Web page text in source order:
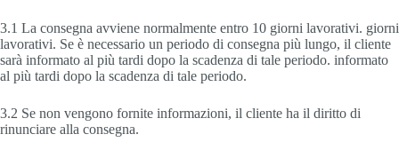
3.1 La consegna avviene normalmente entro 10 giorni lavorativi. giorni
lavorativi. Se è necessario un periodo di consegna più lungo, il cliente
sarà informato al più tardi dopo la scadenza di tale periodo. informato
al più tardi dopo la scadenza di tale periodo.
3.2 Se non vengono fornite informazioni, il cliente ha il diritto di
rinunciare alla consegna.